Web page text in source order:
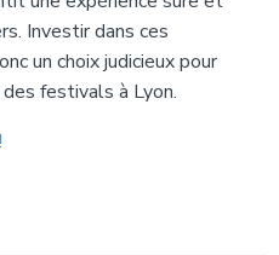
Investir dans ces
un choix judicieux pour
festivals à Lyon.